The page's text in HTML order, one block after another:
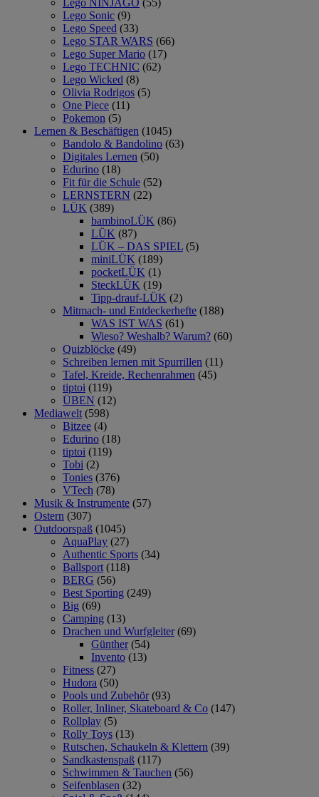
Lego Sonic (9)
Lego Speed (33)
Lego STAR WARS (66)
Lego Super Mario (17)
Lego TECHNIC (62)
Lego Wicked (8)
Olivia Rodrigos (5)
One Piece (11)
Pokemon (5)
Lernen & Beschäftigen (1045)
Bandolo & Bandolino (63)
Digitales Lernen (50)
Edurino (18)
Fit für die Schule (52)
LERNSTERN (22)
LÜK (389)
bambinoLÜK (86)
LÜK (87)
LÜK – DAS SPIEL (5)
miniLÜK (189)
pocketLÜK (1)
SteckLÜK (19)
Tipp-drauf-LÜK (2)
Mitmach- und Entdeckerhefte (188)
WAS IST WAS (61)
Wieso? Weshalb? Warum? (60)
Quizblöcke (49)
Schreiben lernen mit Spurrillen (11)
Tafel, Kreide, Rechenrahmen (45)
tiptoi (119)
ÜBEN (12)
Mediawelt (598)
Bitzee (4)
Edurino (18)
tiptoi (119)
Tobi (2)
Tonies (376)
VTech (78)
Musik & Instrumente (57)
Ostern (307)
Outdoorspaß (1045)
AquaPlay (27)
Authentic Sports (34)
Ballsport (118)
BERG (56)
Best Sporting (249)
Big (69)
Camping (13)
Drachen und Wurfgleiter (69)
Günther (54)
Invento (13)
Fitness (27)
Hudora (50)
Pools und Zubehör (93)
Roller, Inliner, Skateboard & Co (147)
Rollplay (5)
Rolly Toys (13)
Rutschen, Schaukeln & Klettern (39)
Sandkastenspaß (117)
Schwimmen & Tauchen (56)
Seifenblasen (32)